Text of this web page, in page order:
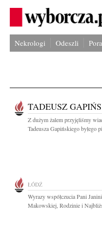
Nekrologi Odeszli
TADEUSZ
Z dużym żalem przyjęliśmy
Tadeusza Gapińskiego byłego
ŁÓDŹ
Wyrazy współczucia Pani
Makowskiej, Rodzinie i